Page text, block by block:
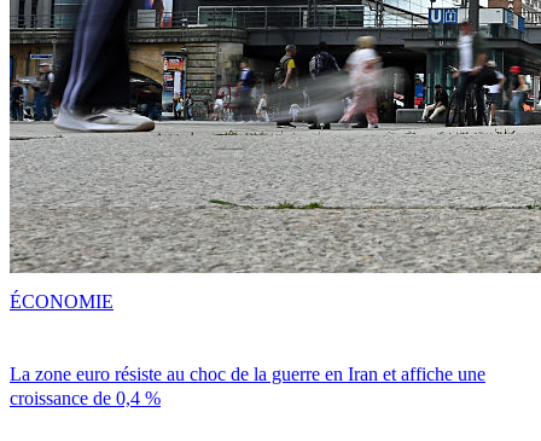
La zone euro résiste au choc de la guerre en Iran et affiche une
croissance de 0,4 %
ÉCONOMIE